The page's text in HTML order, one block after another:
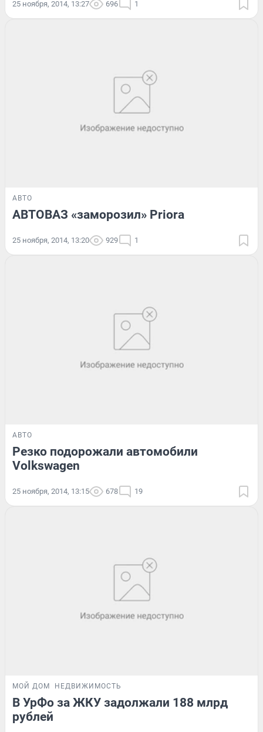
25 ноября, 2014, 13:27 696 1
АВТО
АВТОВАЗ «заморозил» Priora
25 ноября, 2014, 13:20 929 1
АВТО
Резко подорожали автомобили
Volkswagen
25 ноября, 2014, 13:15 678 19
МОЙ ДОМ НЕДВИЖИМОСТЬ
В УрФо за ЖКУ задолжали 188 млрд
рублей